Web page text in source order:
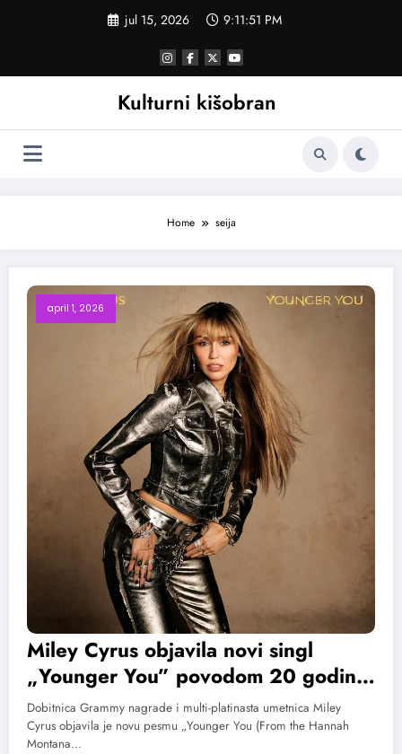
jul 15, 2026 9:11:51 PM
Kulturni kišobran
Home seija
april 1, 2026
Miley Cyrus objavila novi singl
„Younger You” povodom 20 godina
projekta „Hannah Montana“
Dobitnica Grammy nagrade i multi-platinasta umetnica Miley
Cyrus objavila je novu pesmu „Younger You (From the Hannah
Montana…